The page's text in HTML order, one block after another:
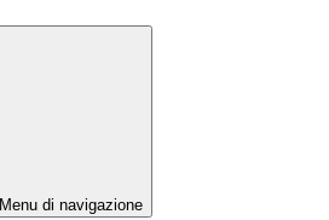
Menu di navigazione